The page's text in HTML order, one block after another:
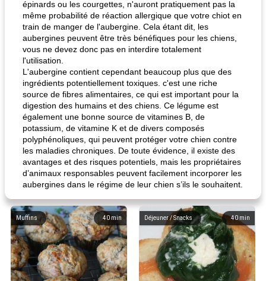
épinards ou les courgettes, n'auront pratiquement pas la
même probabilité de réaction allergique que votre chiot en
train de manger de l'aubergine. Cela étant dit, les
aubergines peuvent être très bénéfiques pour les chiens,
vous ne devez donc pas en interdire totalement
l'utilisation.
L'aubergine contient cependant beaucoup plus que des
ingrédients potentiellement toxiques. c'est une riche
source de fibres alimentaires, ce qui est important pour la
digestion des humains et des chiens. Ce légume est
également une bonne source de vitamines B, de
potassium, de vitamine K et de divers composés
polyphénoliques, qui peuvent protéger votre chien contre
les maladies chroniques. De toute évidence, il existe des
avantages et des risques potentiels, mais les propriétaires
d’animaux responsables peuvent facilement incorporer les
aubergines dans le régime de leur chien s’ils le souhaitent.
40 min
Muffins 40 min
Déjeuner / Snacks